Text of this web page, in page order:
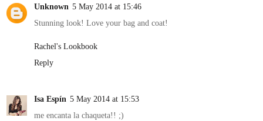
Unknown 5 May 2014 at 15:46
Stunning look! Love your bag and coat!
Rachel's Lookbook
Reply
Isa Espín 5 May 2014 at 15:53
me encanta la chaqueta!! ;)